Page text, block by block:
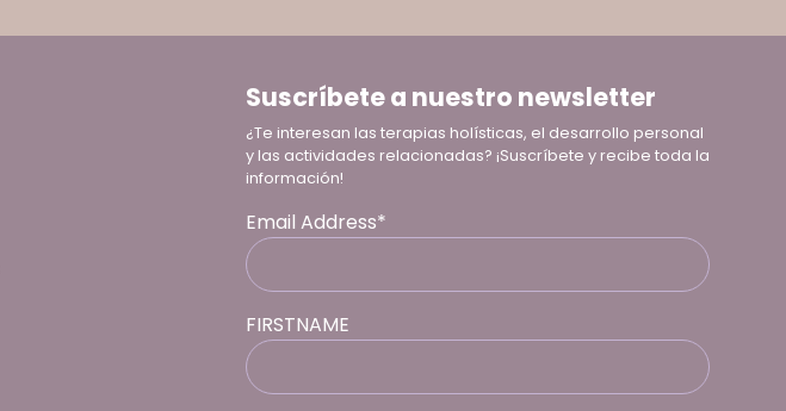
Suscríbete a nuestro newsletter
¿Te interesan las terapias holísticas, el desarrollo personal
y las actividades relacionadas? ¡Suscríbete y recibe toda la
información!
Email Address*
FIRSTNAME